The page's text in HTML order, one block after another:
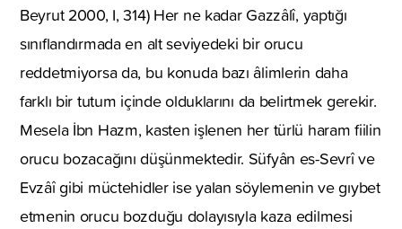
Beyrut 2000, I, 314) Her ne kadar Gazzâlî, yaptığı
sınıflandırmada en alt seviyedeki bir orucu
reddetmiyorsa da, bu konuda bazı âlimlerin daha
farklı bir tutum içinde olduklarını da belirtmek gerekir.
Mesela İbn Hazm, kasten işlenen her türlü haram fiilin
orucu bozacağını düşünmektedir. Süfyân es-Sevrî ve
Evzâî gibi müctehidler ise yalan söylemenin ve gıybet
etmenin orucu bozduğu dolayısıyla kaza edilmesi